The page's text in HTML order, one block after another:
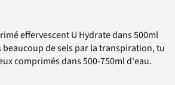
effervescent U Hydrate dans 500ml
de sels par la transpiration, tu
comprimés dans 500-750ml d'eau.